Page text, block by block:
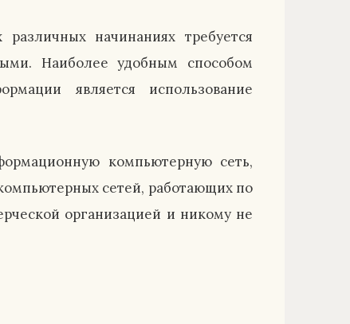
начинаниях требуется
Наиболее удобным способом
является использование
компьютерную сеть,
сетей, работающих по
организацией и никому не